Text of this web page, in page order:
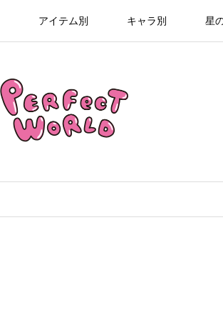
アイテム別 キャラ別 星